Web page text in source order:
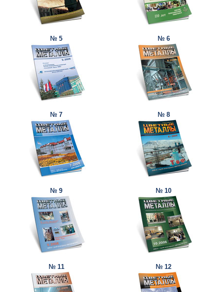
№ 5 № 6
№ 7 № 8
№ 9 № 10
№ 11 № 12